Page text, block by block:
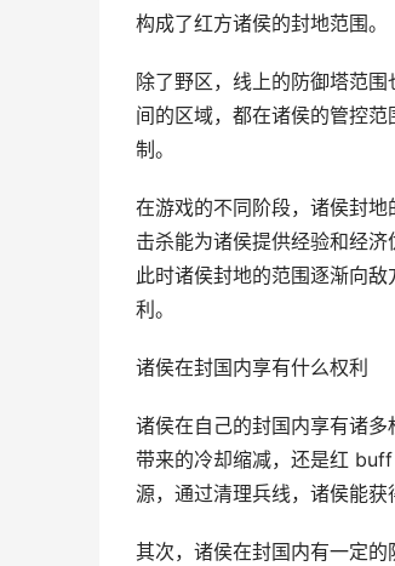
构成了红方诸侯的封地范围。
除了野区，线上的防御塔范
间的区域，都在诸侯的管控
制。
在游戏的不同阶段，诸侯封
击杀能为诸侯提供经验和经
此时诸侯封地的范围逐渐向
利。
诸侯在封国内享有什么权利
诸侯在自己的封国内享有诸
带来的冷却缩减，还是红
源，通过清理兵线，诸侯能获
其次，诸侯在封国内有一定